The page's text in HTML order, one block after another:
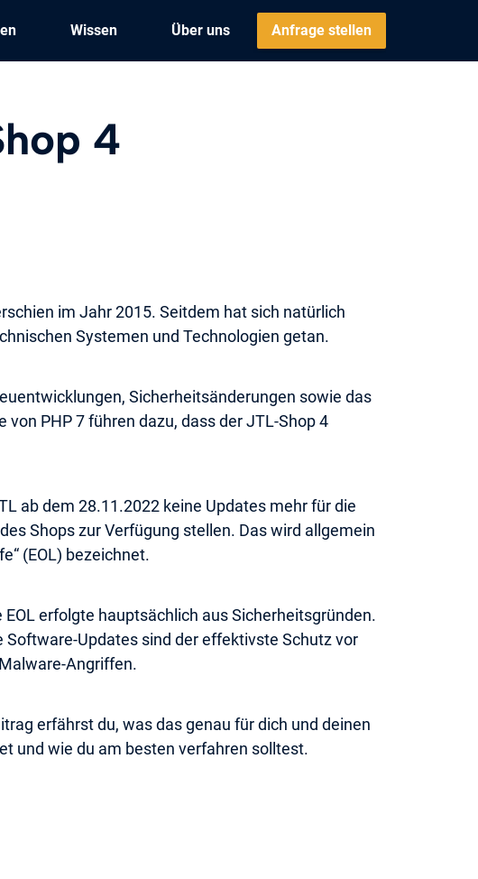
Wissen Über uns Anfrage stellen
4
im Jahr 2015. Seitdem hat sich natürlich
Systemen und Technologien getan.
Sicherheitsänderungen sowie das
von PHP 7 führen dazu, dass der JTL-Shop 4
ab dem 28.11.2022 keine Updates mehr für die
Shops zur Verfügung stellen. Das wird allgemein
(EOL) bezeichnet.
EOL erfolgte hauptsächlich aus Sicherheitsgründen.
Software-Updates sind der effektivste Schutz vor
Angriffen.
erfährst du, was das genau für dich und deinen
und wie du am besten verfahren solltest.